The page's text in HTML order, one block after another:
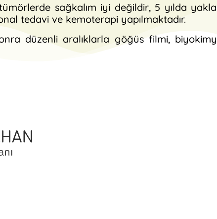
tümörlerde sağkalım iyi değildir, 5 yılda
tedavi ve kemoterapi yapılmaktadır.
düzenli aralıklarla göğüs filmi,